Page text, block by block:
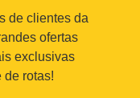
de clientes da
ofertas
exclusivas
de rotas!